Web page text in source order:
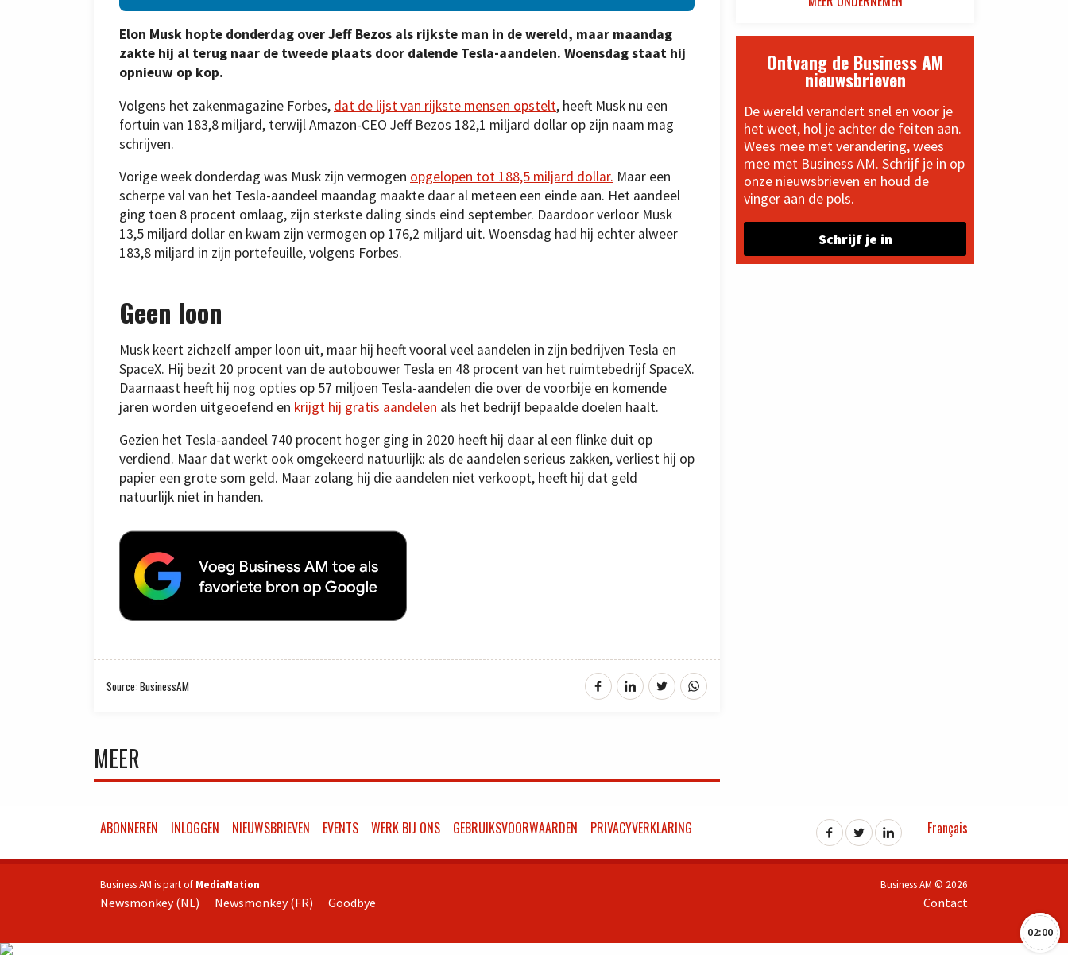
Elon Musk hopte donderdag over Jeff Bezos als rijkste man in de wereld, maar maandag
zakte hij al terug naar de tweede plaats door dalende Tesla-aandelen. Woensdag staat hij
opnieuw op kop.
Volgens het zakenmagazine Forbes, dat de lijst van rijkste mensen opstelt, heeft Musk nu een
fortuin van 183,8 miljard, terwijl Amazon-CEO Jeff Bezos 182,1 miljard dollar op zijn naam mag
schrijven.
Vorige week donderdag was Musk zijn vermogen opgelopen tot 188,5 miljard dollar. Maar een
scherpe val van het Tesla-aandeel maandag maakte daar al meteen een einde aan. Het aandeel
ging toen 8 procent omlaag, zijn sterkste daling sinds eind september. Daardoor verloor Musk
13,5 miljard dollar en kwam zijn vermogen op 176,2 miljard uit. Woensdag had hij echter alweer
183,8 miljard in zijn portefeuille, volgens Forbes.
Geen loon
Musk keert zichzelf amper loon uit, maar hij heeft vooral veel aandelen in zijn bedrijven Tesla en
SpaceX. Hij bezit 20 procent van de autobouwer Tesla en 48 procent van het ruimtebedrijf SpaceX.
Daarnaast heeft hij nog opties op 57 miljoen Tesla-aandelen die over de voorbije en komende
jaren worden uitgeoefend en krijgt hij gratis aandelen als het bedrijf bepaalde doelen haalt.
Gezien het Tesla-aandeel 740 procent hoger ging in 2020 heeft hij daar al een flinke duit op
verdiend. Maar dat werkt ook omgekeerd natuurlijk: als de aandelen serieus zakken, verliest hij op
papier een grote som geld. Maar zolang hij die aandelen niet verkoopt, heeft hij dat geld
natuurlijk niet in handen.
Source: BusinessAM
MEER
Ontvang de Business AM
nieuwsbrieven
De wereld verandert snel en voor je
het weet, hol je achter de feiten aan.
Wees mee met verandering, wees
mee met Business AM. Schrijf je in op
onze nieuwsbrieven en houd de
vinger aan de pols.
Schrijf je in
02:00
ABONNEREN INLOGGEN NIEUWSBRIEVEN EVENTS WERK BIJ ONS GEBRUIKSVOORWAARDEN PRIVACYVERKLARING Français
Business AM is part of MediaNation
Newsmonkey (NL) Newsmonkey (FR) Goodbye
Business AM © 2026
Contact